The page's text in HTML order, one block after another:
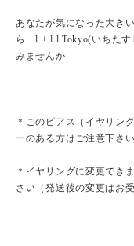
あなたが気になった大き
ら l + l l Tokyo(いちたす
みませんか
＊このピアス（イヤリン
ーのある方はご注意下さい
＊イヤリングに変更でき
さい（発送後の変更はお